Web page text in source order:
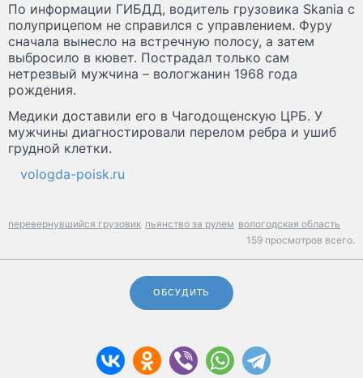
По информации ГИБДД, водитель грузовика Skania с
полуприцепом не справился с управлением. Фуру
сначала вынесло на встречную полосу, а затем
выбросило в кювет. Пострадал только сам
нетрезвый мужчина – вологжанин 1968 года
рождения.
Медики доставили его в Чагодощенскую ЦРБ. У
мужчины диагностировали перелом ребра и ушиб
грудной клетки.
vologda-poisk.ru
перевернувшийся грузовик пьянство за рулем вологодская область
159 просмотров всего.
ОБСУДИТЬ